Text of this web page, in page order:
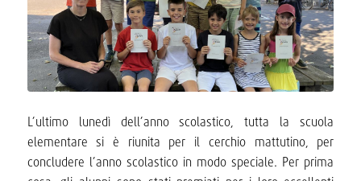
L’ultimo lunedì dell’anno scolastico, tutta la scuola
elementare si è riunita per il cerchio mattutino, per
concludere l’anno scolastico in modo speciale. Per prima